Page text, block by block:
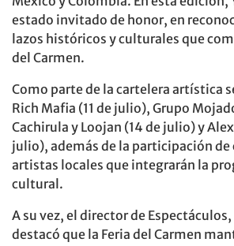
estado invitado de honor, en
lazos históricos y culturales que
del Carmen.
Como parte de la cartelera artística
Rich Mafia (11 de julio), Grupo
Cachirula y Loojan (14 de julio) y
julio), además de la participación de
artistas locales que integrarán la
cultural.
A su vez, el director de
destacó que la Feria del Carmen